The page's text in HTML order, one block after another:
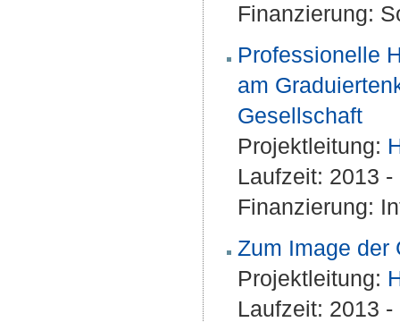
Finanzierung:
Professionelle
am
Gesellschaft
Projektleitung:
Laufzeit: 2013
Finanzierung:
Zum Image der
Projektleitung:
Laufzeit: 2013